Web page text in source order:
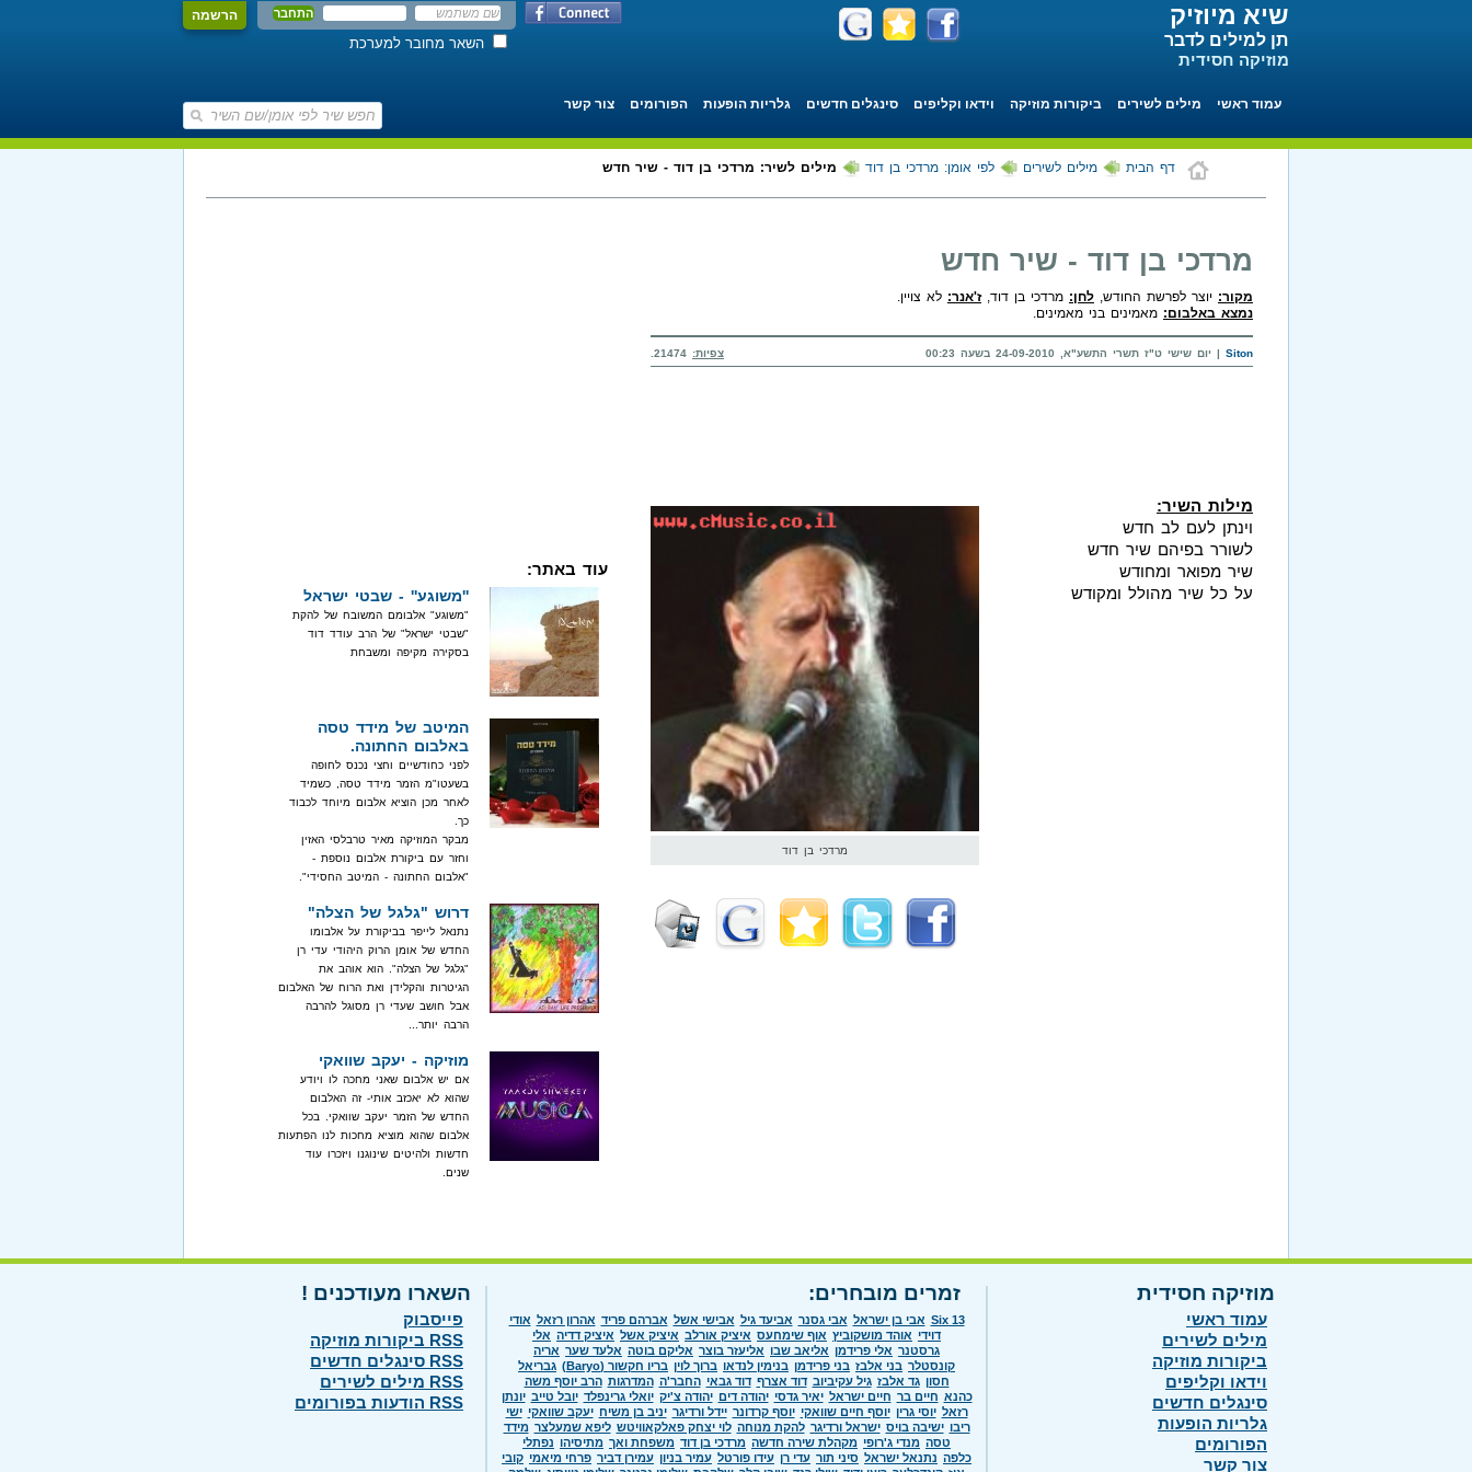
הרשמה
השאר מחובר למערכת
שיא מיוזיק
תן למילים לדבר
מוזיקה חסידית
עמוד ראשי מילים לשירים ביקורות מוזיקה וידאו וקליפים סינגלים חדשים גלריות הופעות הפורומים צור קשר
דף הבית מילים לשירים לפי אומן: מרדכי בן דוד מילים לשיר: מרדכי בן דוד - שיר חדש
מרדכי בן דוד - שיר חדש
מקור: יוצר לפרשת החודש, לחן: מרדכי בן דוד,ז'אנר: לא צויין.
נמצא באלבום: מאמינים בני מאמינים.
Siton | יום שישי ט"ז תשרי התשע"א, 24-09-2010 בשעה 00:23 צפיות:
מרדכי בן דוד
מילות השיר:
וינתן לעם לב חדש
לשורר בפיהם שיר חדש
שיר מפואר ומחודש
על כל שיר מהולל ומקודש
עוד באתר:
''משוגע'' - שבטי ישראל
"משוגע" אלבומם המשובח של להקת
"שבטי ישראל" של הרב עודד דוד
בסקירה מקיפה ומשבחת
המיטב של מידד טסה
באלבום החתונה.
לפני כחודשיים וחצי נכנס לחופה
בשעטו"מ הזמר מידד טסה, כשמיד
לאחר מכן הוציא אלבום מיוחד לכבוד
כך.
מבקר המוזיקה מאיר טרבלסי האזין
וחזר עם ביקורת אלבום נוספת -
"אלבום החתונה - המיטב החסידי".
דרוש "גלגל של הצלה"
נתנאל לייפר בביקורת על אלבומו
החדש של אומן הרוק היהודי עדי רן
"גלגל של הצלה". הוא אוהב את
הגיטרות והקלידן ואת הרוח של האלבום
אבל חושב שעדי רן מסוגל להרבה
הרבה יותר...
מוזיקה - יעקב שוואקי
אם יש אלבום שאני מחכה לו ויודע
שהוא לא יאכזב אותי- זה האלבום
החדש של הזמר יעקב שוואקי. בכל
אלבום שהוא מוציא מחכות לנו הפתעות
חדשות ולהיטים שינוגנו ויזכרו עוד
שנים.
מוזיקה חסידית
עמוד ראשי
מילים לשירים
ביקורות מוזיקה
וידאו וקליפים
סינגלים חדשים
גלריות הופעות
הפורומים
צור קשר
זמרים מובחרים:
Six 13 אבי בן ישראל אבי גסנר אביעד גיל אבישי אשל אברהם פריד אהרון רזאל אודי
דוידי אוהד מושקוביץ אוף שימחעס איציק אורלב איציק אשל איציק דדיה אלי
גרסטנר אלי פרידמן אליאב שבו אליעזר בוצר אליקם בוטה אלעד שער אריה
קונסטלר בני אלבז בני פרידמן בנימין לנדאו ברוך לוין בריו חקשור (Baryo)
גבריאל
חסון גד אלבז גיל עקיביוב דוד אצרף דוד גבאי החבר'ה המדרגות הרב יוסף משה
כהנא חיים בר חיים ישראל יאיר גדסי יהודה דים יהודה צ'יק יואלי גרינפלד יובל טייב יונתן
רזאל יוסי גרין יוסף חיים שוואקי יוסף קרדונר יידל ורדיגר יניב בן משיח יעקב שוואקי ישי
ריבו ישיבה בויס ישראל ורדיגר להקת מנוחה לוי יצחק פאלקאוויטש ליפא שמעלצר מידד
טסה מנדי ג'רופי מקהלת שירה חדשה מרדכי בן דוד משפחת ואך מתיסיהו נפתלי
כלפה נתנאל ישראל סיני תור עדי רן עידו פורטל עמיר בניון עמירן דביר פרחי מיאמי קובי
השארו מעודכנים !
פייסבוק
RSS ביקורות מוזיקה
RSS סינגלים חדשים
RSS מילים לשירים
RSS הודעות בפורומים